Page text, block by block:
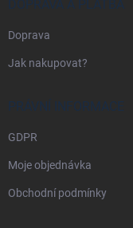
DOPRAVA A PLATBA
Doprava
Jak nakupovat?
PRÁVNÍ INFORMACE
GDPR
Moje objednávka
Obchodní podmínky